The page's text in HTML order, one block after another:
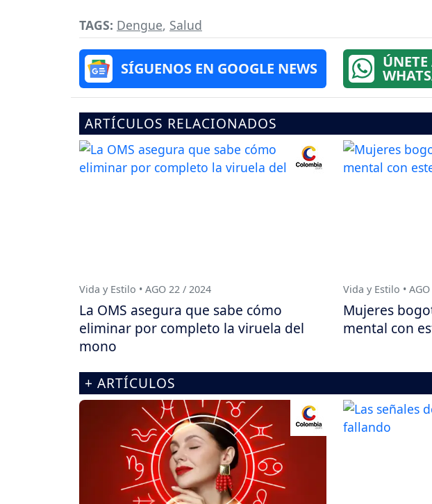
TAGS: Dengue, Salud
SÍGUENOS EN GOOGLE NEWS
ARTÍCULOS RELACIONADOS
Vida y Estilo • AGO 22 / 2024
La OMS asegura que sabe cómo
eliminar por completo la viruela del
mono
Vida y Estilo •
Mujeres
mental con
+ ARTÍCULOS